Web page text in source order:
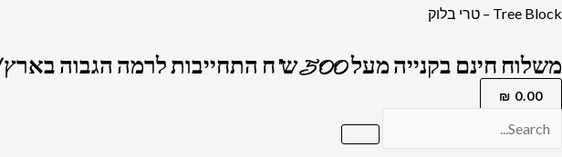
דילוג
Tree Block – טרי בלוק
משלוח חינם בקנייה מעל 500 ש"ח התחייבות לרמה הגבוה בארץ !
0.00
₪
כמות
2052
מודרני